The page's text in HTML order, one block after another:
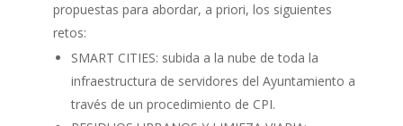
propuestas para abordar, a priori, los siguientes
retos:
SMART CITIES: subida a la nube de toda la
infraestructura de servidores del Ayuntamiento a
través de un procedimiento de CPI.